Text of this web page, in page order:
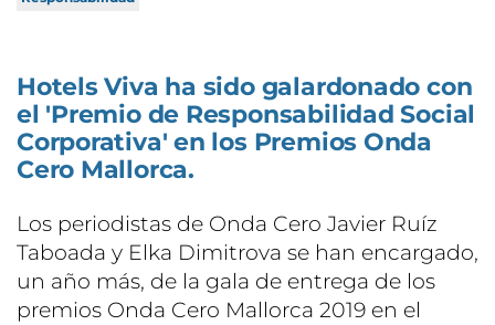
Hotels Viva ha sido galardonado con
el 'Premio de Responsabilidad Social
Corporativa' en los Premios Onda
Cero Mallorca.
Los periodistas de Onda Cero Javier Ruíz
Taboada y Elka Dimitrova se han encargado,
un año más, de la gala de entrega de los
premios Onda Cero Mallorca 2019 en el